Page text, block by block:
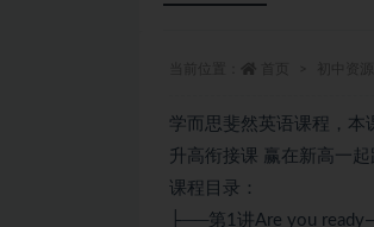
学而思斐然英语课程，本
升高衔接课 赢在新高一起
课程目录：
├──第1讲Are you